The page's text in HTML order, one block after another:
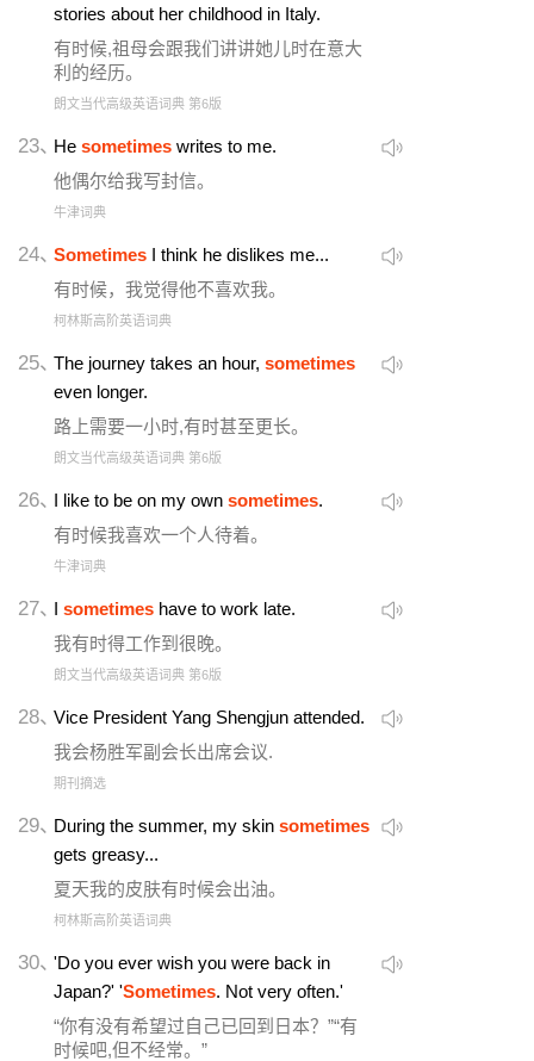
stories about her childhood in Italy.
有时候,祖母会跟我们讲讲她儿时在意大
利的经历。
朗文当代高级英语词典 第6版
23、He sometimes writes to me.
他偶尔给我写封信。
牛津词典
24、Sometimes I think he dislikes me...
有时候，我觉得他不喜欢我。
柯林斯高阶英语词典
25、The journey takes an hour, sometimes
even longer.
路上需要一小时,有时甚至更长。
朗文当代高级英语词典 第6版
26、I like to be on my own sometimes.
有时候我喜欢一个人待着。
牛津词典
27、I sometimes have to work late.
我有时得工作到很晚。
朗文当代高级英语词典 第6版
28、Vice President Yang Shengjun attended.
我会杨胜军副会长出席会议.
期刊摘选
29、During the summer, my skin sometimes
gets greasy...
夏天我的皮肤有时候会出油。
柯林斯高阶英语词典
30、'Do you ever wish you were back in
Japan?' 'Sometimes. Not very often.'
“你有没有希望过自己已回到日本？”“有
时候吧,但不经常。”